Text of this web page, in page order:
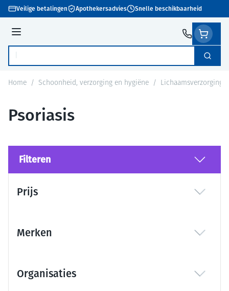
Ga naar de inhoud
Veilige betalingen Apothekersadvies Snelle beschikbaarheid
Menu
Product, merk, categorie... Zoek
Home / Schoonheid, verzorging en hygiëne / Lichaamsverzorging
Psoriasis
Filteren
Prijs
Merken
Organisaties